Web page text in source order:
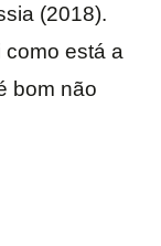
(2018).
como está a
bom não